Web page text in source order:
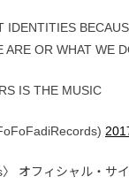
IDENTITIES
ARE OR WHAT WE
IS THE MUSIC
オフィシャル・サイ